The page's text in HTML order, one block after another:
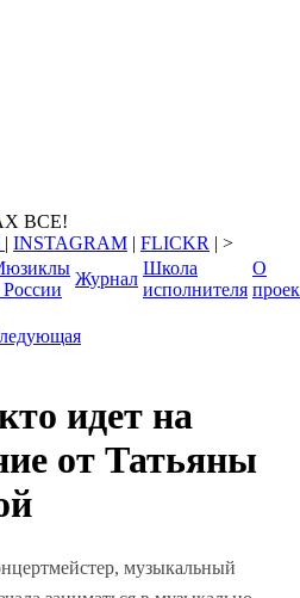
ВСЕ!
| INSTAGRAM | FLICKR | >
России
Журнал
Школа
исполнителя
О
идет на
от Татьяны
музыкальный